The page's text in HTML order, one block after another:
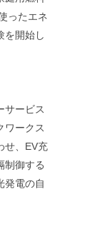
ったエネ
を開始し
サービス
ワークス
せ、EV充
制御する
発電の自